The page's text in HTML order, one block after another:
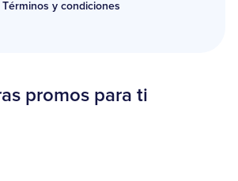
Términos y condiciones
promos para ti